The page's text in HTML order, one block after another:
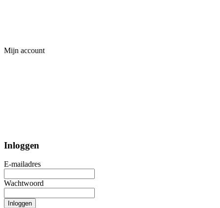
Mijn account
Inloggen
E-mailadres
Wachtwoord
Inloggen